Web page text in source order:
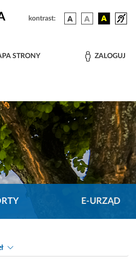
kontrast:
STRONY ZALOGUJ
E-URZĄD